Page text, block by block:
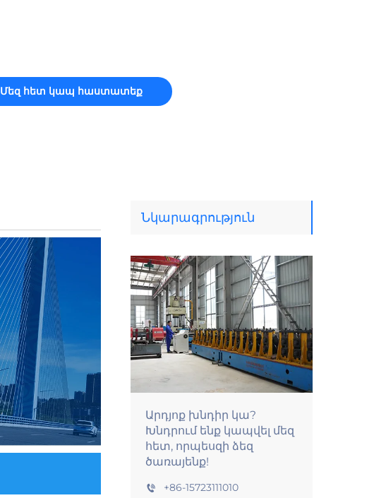
Մեզ հետ կապ հաստատեք
Նկարագրություն
Արդյոք խնդիր կա?
Խնդրում ենք կապվել մեզ
հետ, որպեսզի ձեզ
ծառայենք!
+86-15723111010